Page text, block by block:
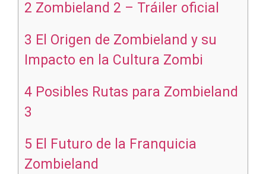
2 Zombieland 2 – Tráiler oficial
3 El Origen de Zombieland y su
Impacto en la Cultura Zombi
4 Posibles Rutas para Zombieland
3
5 El Futuro de la Franquicia
Zombieland